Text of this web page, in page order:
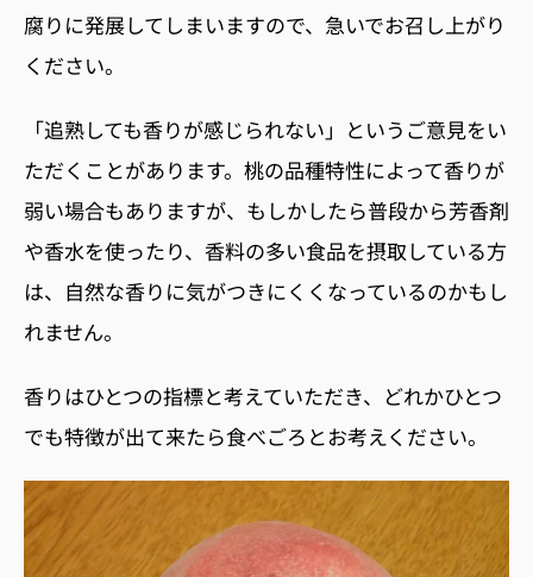
腐りに発展してしまいますので、急いでお召し上がり
ください。
「追熟しても香りが感じられない」というご意見をい
ただくことがあります。桃の品種特性によって香りが
弱い場合もありますが、もしかしたら普段から芳香剤
や香水を使ったり、香料の多い食品を摂取している方
は、自然な香りに気がつきにくくなっているのかもし
れません。
香りはひとつの指標と考えていただき、どれかひとつ
でも特徴が出て来たら食べごろとお考えください。